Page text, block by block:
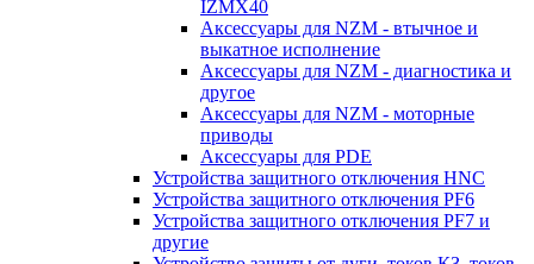
IZMX40
Аксессуары для NZM - втычное и
выкатное исполнение
Аксессуары для NZM - диагностика и
другое
Аксессуары для NZM - моторные
приводы
Аксессуары для PDE
Устройства защитного отключения HNC
Устройства защитного отключения PF6
Устройства защитного отключения PF7 и
другие